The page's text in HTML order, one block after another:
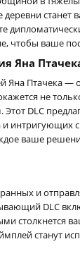
деревни
чтобы ваше
Яна
Яна Птачека —
не
DLC
интригующих
ваше
и
DLC
столкнется
станут